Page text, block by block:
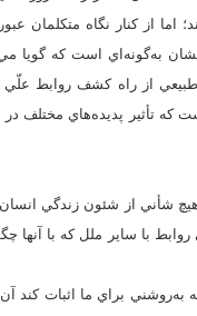
به‌گونه‌اي است که
از راه کشف روابط علّي
شأني از شئون زندگي
براي ما اثبات کند